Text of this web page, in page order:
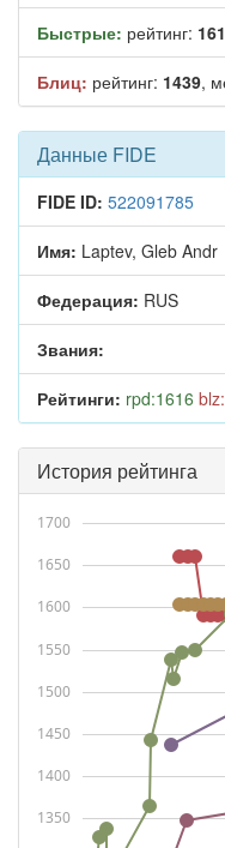
Быстрые: рейтинг:
Блиц: рейтинг: 1439,
Данные FIDE
FIDE ID: 522091785
Имя: Laptev, Gleb Andr
Федерация: RUS
Звания:
Рейтинги: rpd:1616
История рейтинга
1350
1400
1450
1500
1550
1600
1650
1700